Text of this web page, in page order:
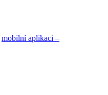
mobilní aplikaci –